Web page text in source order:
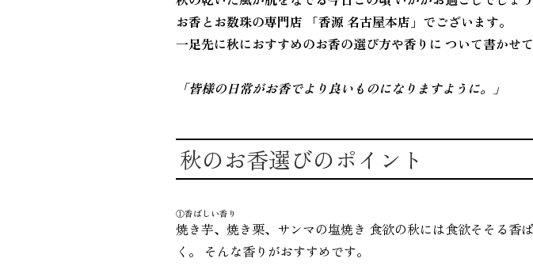
お香とお数珠の専門店 「香源 名古屋本店」でございます。
一足先に秋におすすめのお香の選び方や香りに ついて書かせ
「皆様の日常がお香でより良いものになりますように。」
秋のお香選びのポイント
①香ばしい香り
焼き芋、焼き栗、サンマの塩焼き 食欲の秋には食欲そそる香
く。 そんな香りがおすすめです。